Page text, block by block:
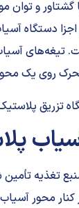
و توان
دستگاه
تیغه‌های
روی یک محور
تزریق
منبع تغذیه
محور آسیاب